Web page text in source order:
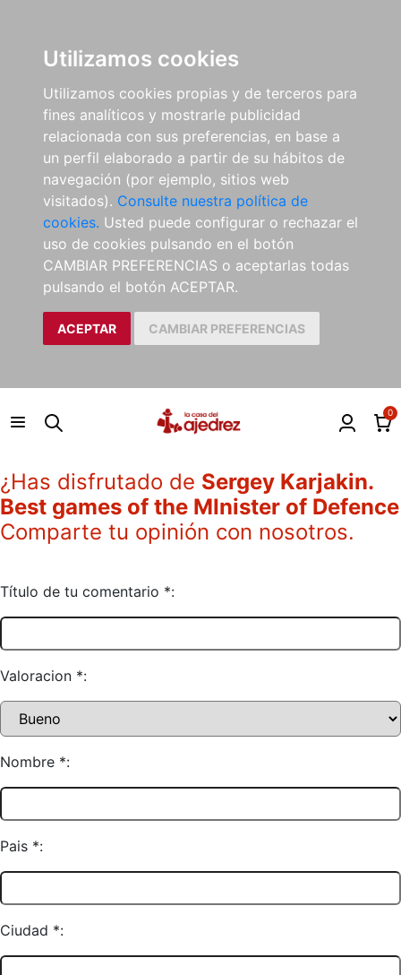
Utilizamos cookies
Utilizamos cookies propias y de terceros para
fines analíticos y mostrarle publicidad
relacionada con sus preferencias, en base a
un perfil elaborado a partir de su hábitos de
navegación (por ejemplo, sitios web
visitados). Consulte nuestra política de
cookies. Usted puede configurar o rechazar el
uso de cookies pulsando en el botón
CAMBIAR PREFERENCIAS o aceptarlas todas
pulsando el botón ACEPTAR.
ACEPTAR CAMBIAR PREFERENCIAS
0
¿Has disfrutado de Sergey Karjakin.
Best games of the MInister of Defence
Comparte tu opinión con nosotros.
Título de tu comentario *:
Valoracion *:
Nombre *:
Pais *:
Ciudad *: